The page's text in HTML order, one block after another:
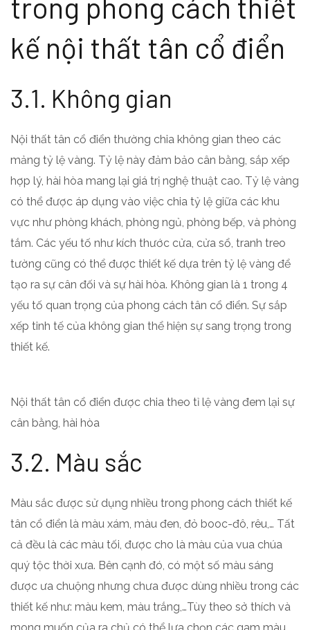
trong phong cách thiết
kế nội thất tân cổ điển
3.1. Không gian
Nội thất tân cổ điển thường chia không gian theo các
mảng tỷ lệ vàng. Tỷ lệ này đảm bảo cân bằng, sắp xếp
hợp lý, hài hòa mang lại giá trị nghệ thuật cao. Tỷ lệ vàng
có thể được áp dụng vào việc chia tỷ lệ giữa các khu
vực như phòng khách, phòng ngủ, phòng bếp, và phòng
tắm. Các yếu tố như kích thước cửa, cửa sổ, tranh treo
tường cũng có thể được thiết kế dựa trên tỷ lệ vàng để
tạo ra sự cân đối và sự hài hòa. Không gian là 1 trong 4
yếu tố quan trọng của phong cách tân cổ điển. Sự sắp
xếp tinh tế của không gian thể hiện sự sang trọng trong
thiết kế.
Nội thất tân cổ điển được chia theo tỉ lệ vàng đem lại sự
cân bằng, hài hòa
3.2. Màu sắc
Màu sắc được sử dụng nhiều trong phong cách thiết kế
tân cổ điển là màu xám, màu đen, đỏ booc-đô, rêu,… Tất
cả đều là các màu tối, được cho là màu của vua chúa
quý tộc thời xưa. Bên cạnh đó, có một số màu sáng
được ưa chuộng nhưng chưa được dùng nhiều trong các
thiết kế như: màu kem, màu trắng,…Tùy theo sở thích và